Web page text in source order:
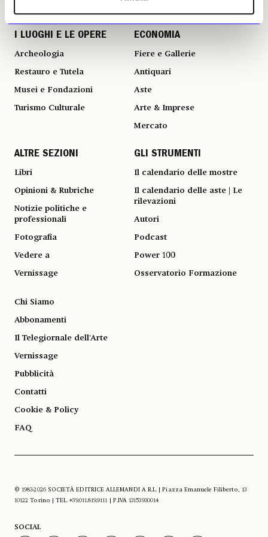
I LUOGHI E LE OPERE
Archeologia
Restauro e Tutela
Musei e Fondazioni
Turismo Culturale
ECONOMIA
Fiere e Gallerie
Antiquari
Aste
Arte & Imprese
Mercato
ALTRE SEZIONI
Libri
Opinioni & Rubriche
Notizie politiche e
professionali
Fotografia
Vedere a
Vernissage
GLI STRUMENTI
Il calendario delle mostre
Il calendario delle aste | Le
rilevazioni
Autori
Podcast
Power 100
Osservatorio Formazione
Chi Siamo
Abbonamenti
Il Telegiornale dell'Arte
Vernissage
Pubblicità
Contatti
Cookie & Policy
FAQ
© 1983-2026 SOCIETÀ EDITRICE ALLEMANDI A R.L. | Piazza Emanuele Filiberto, 13
10122 Torino | TEL. +39.011.819.9111 | P.IVA 13153930014
SOCIAL